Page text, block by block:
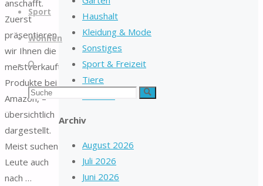
Sport
Wohnen
Suche
Suchen
nach:
Suche
anschafft.
Zuerst
präsentieren
wir Ihnen die
meistverkauftesten
Produkte bei
Amazon, –
übersichtlich
dargestellt.
Meist suchen
Leute auch
nach …
Haushalt
Kleidung & Mode
Sonstiges
Sport & Freizeit
Tiere
Archiv
August 2026
Juli 2026
Juni 2026